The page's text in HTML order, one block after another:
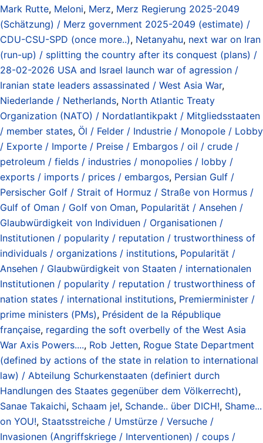
Mark Rutte, Meloni, Merz, Merz Regierung 2025-2049
(Schätzung) / Merz government 2025-2049 (estimate) /
CDU-CSU-SPD (once more..), Netanyahu, next war on Iran
(run-up) / splitting the country after its conquest (plans) /
28-02-2026 USA and Israel launch war of agression /
Iranian state leaders assassinated / West Asia War,
Niederlande / Netherlands, North Atlantic Treaty
Organization (NATO) / Nordatlantikpakt / Mitgliedsstaaten
/ member states, Öl / Felder / Industrie / Monopole / Lobby
/ Exporte / Importe / Preise / Embargos / oil / crude /
petroleum / fields / industries / monopolies / lobby /
exports / imports / prices / embargos, Persian Gulf /
Persischer Golf / Strait of Hormuz / Straße von Hormus /
Gulf of Oman / Golf von Oman, Popularität / Ansehen /
Glaubwürdigkeit von Individuen / Organisationen /
Institutionen / popularity / reputation / trustworthiness of
individuals / organizations / institutions, Popularität /
Ansehen / Glaubwürdigkeit von Staaten / internationalen
Institutionen / popularity / reputation / trustworthiness of
nation states / international institutions, Premierminister /
prime ministers (PMs), Président de la République
française, regarding the soft overbelly of the West Asia
War Axis Powers...., Rob Jetten, Rogue State Department
(defined by actions of the state in relation to international
law) / Abteilung Schurkenstaaten (definiert durch
Handlungen des Staates gegenüber dem Völkerrecht),
Sanae Takaichi, Schaam je!, Schande.. über DICH!, Shame...
on YOU!, Staatsstreiche / Umstürze / Versuche /
Invasionen (Angriffskriege / Interventionen) / coups /